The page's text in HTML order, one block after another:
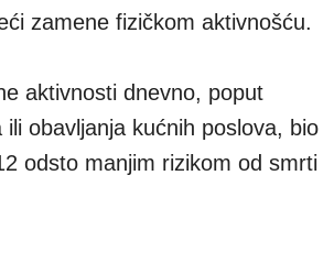
zamene fizičkom aktivnošću.
aktivnosti dnevno, poput
ili obavljanja kućnih poslova, bio
odsto manjim rizikom od smrti